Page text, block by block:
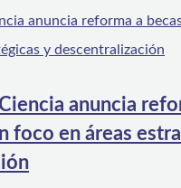
anuncia
foco en áreas